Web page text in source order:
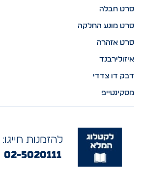
סרט חבלה
סרט מונע החלקה
סרט אזהרה
איזולירבנד
דבק דו צדדי
מסקינטייפ
להזמנות חייגו:
02-5020111